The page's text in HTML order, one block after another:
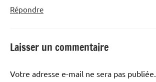
Répondre
Laisser un commentaire
Votre adresse e-mail ne sera pas publiée.